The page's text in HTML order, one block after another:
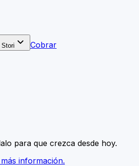
Stori Cobrar
para que crezca desde hoy.
información.